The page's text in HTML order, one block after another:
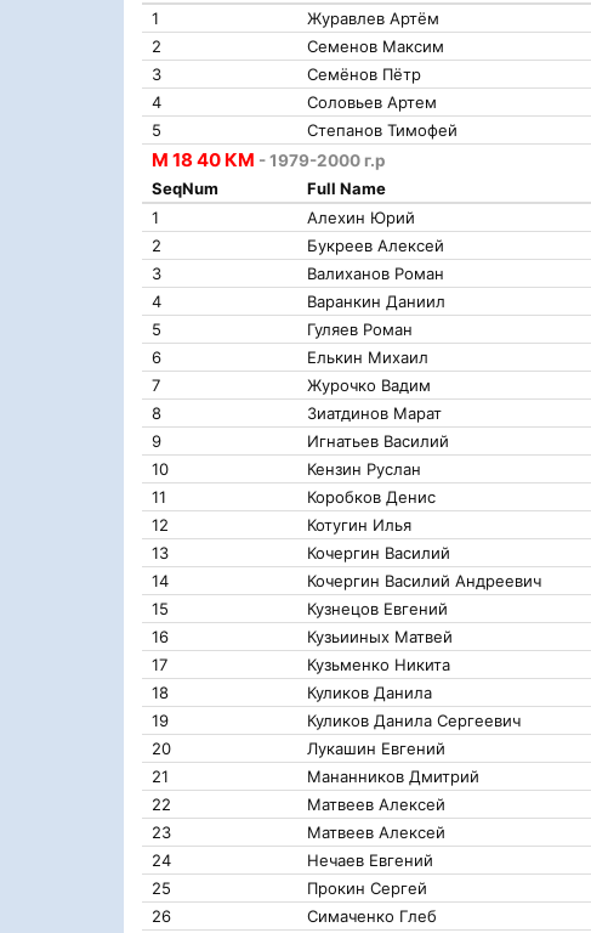
1
Журавлев Артём
2 Семенов Максим
3 Семёнов Пётр
4 Соловьев Артем
5 Степанов Тимофей
М 18 40 КМ - 1979-2000 г.р
SeqNum
Full Name
1
Алехин Юрий
2 Букреев Алексей
3 Валиханов Роман
4 Варанкин Даниил
5 Гуляев Роман
6 Елькин Михаил
7 Журочко Вадим
8 Зиатдинов Марат
9 Игнатьев Василий
10 Кензин Руслан
11 Коробков Денис
12 Котугин Илья
13 Кочергин Василий
14 Кочергин Василий Андреевич
15 Кузнецов Евгений
16 Кузьииных Матвей
17 Кузьменко Никита
18 Куликов Данила
19 Куликов Данила Сергеевич
20 Лукашин Евгений
21 Мананников Дмитрий
22 Матвеев Алексей
23 Матвеев Алексей
24 Нечаев Евгений
25 Прокин Сергей
26 Симаченко Глеб